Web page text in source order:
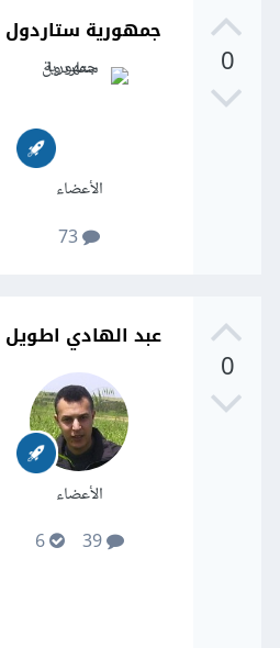
0
جمهورية ستاردول
الأعضاء
0
عبد الهادي اطويل
الأعضاء
39
6